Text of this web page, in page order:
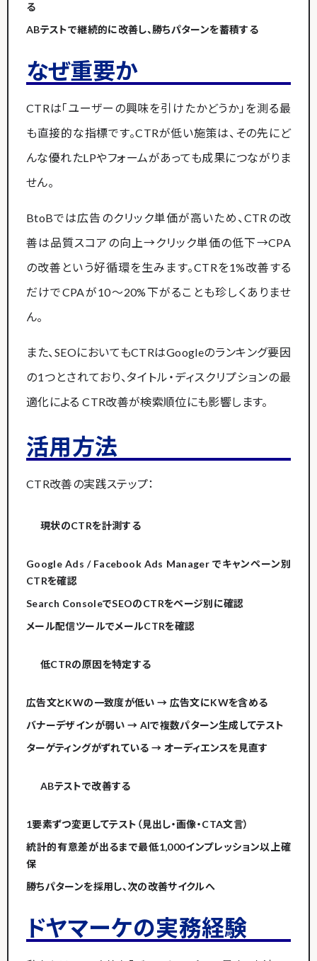
る
ABテストで継続的に改善し、勝ちパターンを蓄積する
なぜ重要か
CTRは「ユーザーの興味を引けたかどうか」を測る最
も直接的な指標です。CTRが低い施策は、その先にど
んな優れたLPやフォームがあっても成果につながりま
せん。
BtoBでは広告のクリック単価が高いため、CTRの改
善は品質スコアの向上→クリック単価の低下→CPA
の改善という好循環を生みます。CTRを1%改善する
だけでCPAが10〜20%下がることも珍しくありませ
ん。
また、SEOにおいてもCTRはGoogleのランキング要因
の1つとされており、タイトル・ディスクリプションの最
適化による CTR改善が検索順位にも影響します。
活用方法
CTR改善の実践ステップ：
現状のCTRを計測する
Google Ads / Facebook Ads Manager でキャンペーン別
CTRを確認
Search ConsoleでSEOのCTRをページ別に確認
メール配信ツールでメールCTRを確認
低CTRの原因を特定する
広告文とKWの一致度が低い → 広告文にKWを含める
バナーデザインが弱い → AIで複数パターン生成してテスト
ターゲティングがずれている → オーディエンスを見直す
ABテストで改善する
1要素ずつ変更してテスト（見出し・画像・CTA文言）
統計的有意差が出るまで最低1,000インプレッション以上確
保
勝ちパターンを採用し、次の改善サイクルへ
ドヤマーケの実務経験